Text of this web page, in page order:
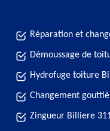
Réparation et
Démoussage de
Hydrofuge toiture
Changement
Zingueur Billiere